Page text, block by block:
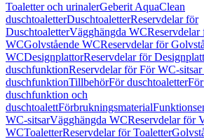
Toaletter och urinalerGeberit AquaClean
duschtoaletterDuschtoaletterReservdelar för
DuschtoaletterVägghängda WCReservdelar
WCGolvstående WCReservdelar för
WCDesignplattorReservdelar för
duschfunktionReservdelar för För WC-sitsar
duschfunktionTillbehörFör duschtoaletter
duschfunktion och
duschtoalettFörbrukningsmaterial
WC-sitsarVägghängda WCReservdelar för
WCToaletterReservdelar för Toaletter